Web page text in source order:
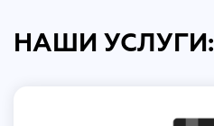
НАШИ УСЛУГИ: